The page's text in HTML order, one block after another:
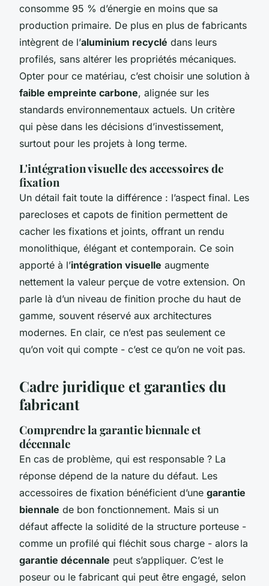
consomme 95 % d’énergie en moins que sa
production primaire. De plus en plus de fabricants
intègrent de l’aluminium recyclé dans leurs
profilés, sans altérer les propriétés mécaniques.
Opter pour ce matériau, c’est choisir une solution à
faible empreinte carbone, alignée sur les
standards environnementaux actuels. Un critère
qui pèse dans les décisions d’investissement,
surtout pour les projets à long terme.
L'intégration visuelle des accessoires de
fixation
Un détail fait toute la différence : l’aspect final. Les
parecloses et capots de finition permettent de
cacher les fixations et joints, offrant un rendu
monolithique, élégant et contemporain. Ce soin
apporté à l’intégration visuelle augmente
nettement la valeur perçue de votre extension. On
parle là d’un niveau de finition proche du haut de
gamme, souvent réservé aux architectures
modernes. En clair, ce n’est pas seulement ce
qu’on voit qui compte - c’est ce qu’on ne voit pas.
Cadre juridique et garanties du
fabricant
Comprendre la garantie biennale et
décennale
En cas de problème, qui est responsable ? La
réponse dépend de la nature du défaut. Les
accessoires de fixation bénéficient d’une garantie
biennale de bon fonctionnement. Mais si un
défaut affecte la solidité de la structure porteuse -
comme un profilé qui fléchit sous charge - alors la
garantie décennale peut s’appliquer. C’est le
poseur ou le fabricant qui peut être engagé, selon